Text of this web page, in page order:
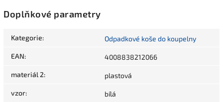
Doplňkové parametry
Kategorie: Odpadkové koše do koupelny
EAN: 4008838212066
materiál 2: plastová
vzor: bílá